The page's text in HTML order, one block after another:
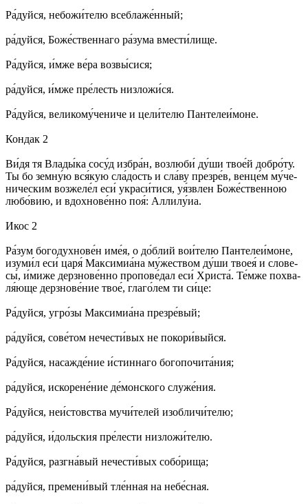
Ра́­дуй­ся, не­бо­жи́­те­лю все­бла­же́н­ный;
ра́­дуй­ся, Бо­же́ст­вен­на­го ра́­зу­ма вмес­ти́­ли­ще.
Ра́­дуй­ся, и́м­же ве́­ра воз­вы́­си­ся;
ра́­дуй­ся, и́м­же пре́­лесть низ­ло­жи́­ся.
Ра́­дуй­ся, ве­ли­ко­му́­че­ни­че и це­ли́­те­лю Пан­те­леи́­мо­не.
Кондак 2
Ви́­дя тя Вла­ды́­ка со­су́д из­бра́н, воз­лю­би́ ду́­ши тво­е́й доб­ро́­ту.
Ты бо зем­ну́ю вся́­кую сла́­дость и сла́­ву пре­зре́в, вен­це́м му́­че­
ни­чес­ким воз­же­ле́л еси́ укра­си́­ти­ся, уя́зв­лен Бо­же́­ствен­ною
лю­бо́­вию, и вдох­но­ве́н­но поя́: Алли­лу́иа.
Икос 2
Ра́­зум бо­го­духнове́н име́я, о до́б­лий вои́­те­лю Пан­те­леи́­мо­не,
изу­ми́л еси́ ца­ря́ Мак­си­миа́­на му́­же­ством ду́­ши твоея́ и сло­ве­
сы́, и́ми­же дерз­но­ве́н­но про­по­ве́­дал еси́ Хри­ста́. Те́м­же по­хва­
ля́ю­ще дерз­но­ве́­ние твое́, гла­го́­лем ти си́­це:
Ра́­дуй­ся, угро́­зы Мак­си­миа́­на пре­зре́­вый;
ра́­дуй­ся, со­ве́­том не­чес­ти́­вых не по­ко­ри́­вый­ся.
Ра́­дуй­ся, на­са­жде́­ние и́с­тин­на­го бо­го­почита́ния;
ра́­дуй­ся, ис­ко­ре­не́­ние де́­мон­ско­го слу­же́­ния.
Ра́­дуй­ся, не­и́с­тов­ства му­чи́­те­лей изобли­чи́­те­лю;
ра́­дуй­ся, и́дольс­кия пре́­лес­ти низ­ло­жи́­те­лю.
Ра́­дуй­ся, раз­гна́­вый не­чес­ти́­вых со­бо́­ри­ща;
ра́­дуй­ся, пре­ме­ни́­вый тле́н­ная на не­бе́с­ная.